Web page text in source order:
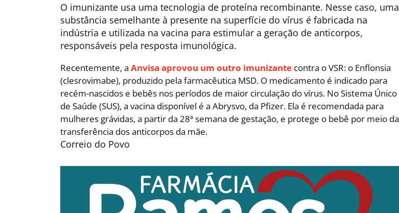
O imunizante usa uma tecnologia de proteína recombinante. Nesse caso, uma
substância semelhante à presente na superfície do vírus é fabricada na
indústria e utilizada na vacina para estimular a geração de anticorpos,
responsáveis pela resposta imunológica.
Recentemente, a Anvisa aprovou um outro imunizantecontra o VSR: o Enflonsia
(clesrovimabe), produzido pela farmacêutica MSD. O medicamento é indicado para
recém-nascidos e bebês nos períodos de maior circulação do vírus. No Sistema Único
de Saúde (SUS), a vacina disponível é a Abrysvo, da Pfizer. Ela é recomendada para
mulheres grávidas, a partir da 28ª semana de gestação, e protege o bebê por meio da
transferência dos anticorpos da mãe.
Correio do Povo